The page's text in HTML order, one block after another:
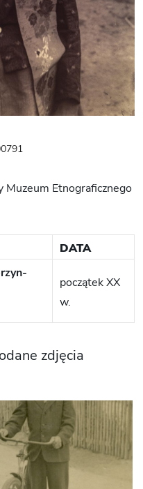
Muzeum Etnograficznego
DATA
początek XX
w.
zdjęcia